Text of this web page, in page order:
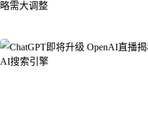
略需大调整